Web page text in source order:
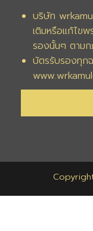
บริษัท
เติมหรือแก้ไข
รองนั้นๆ ตาม
บัตรรับรองทุก